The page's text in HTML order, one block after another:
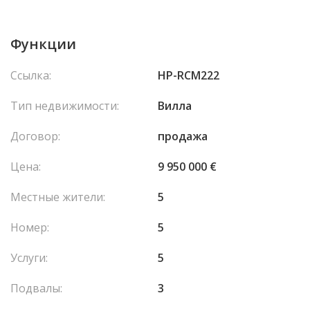
Функции
Ссылка:
HP-RCM222
Тип недвижимости:
Вилла
Договор:
продажа
Цена:
9 950 000 €
Местные жители:
5
Номер:
5
Услуги:
5
Подвалы:
3